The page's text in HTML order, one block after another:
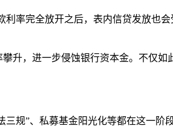
率完全放开之后，表内信贷发放也
升，进一步侵蚀银行资本金。不仅如
规”、私募基金阳光化等都在这一阶